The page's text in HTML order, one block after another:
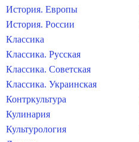
История. Европы
История. России
Классика
Классика. Русская
Классика. Советская
Классика. Украинская
Контркультура
Кулинария
Культурология